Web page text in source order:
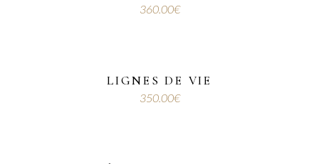
360.00€
LIGNES DE VIE
350.00€